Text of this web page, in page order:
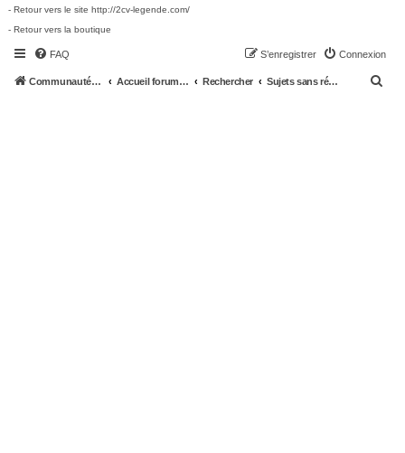
- Retour vers le site http://2cv-legende.com/
- Retour vers la boutique
FAQ Connexion
S’enregistrer
Communauté 2cv-legende.com Accueil forum 2cv-legende.com Rechercher Sujets sans réponse